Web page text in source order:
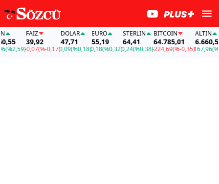
(%2,59)
FAİZ
39,92
-0,07(%-0,17)
DOLAR
47,71
0,09(%0,18)
EURO
55,19
0,18(%0,32)
STERLIN
64,41
0,24(%0,38)
BITCOIN
64.785,01
-224,69(%-0,35)
ALTIN
6.660,55
167,96